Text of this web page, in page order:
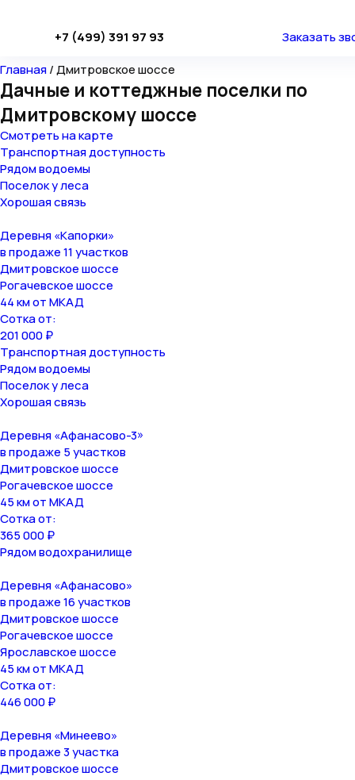
+7 (499) 391 97 93
Заказать
Главная/Дмитровское шоссе
Дачные и коттеджные поселки по
Дмитровскому шоссе
Смотреть на карте
Транспортная доступность
Рядом водоемы
Поселок у леса
Хорошая связь
Деревня «Капорки»
в продаже 11 участков
Дмитровское шоссе
Рогачевское шоссе
44 км от МКАД
Сотка от:
201 000 ₽
Транспортная доступность
Рядом водоемы
Поселок у леса
Хорошая связь
Деревня «Афанасово-3»
в продаже 5 участков
Дмитровское шоссе
Рогачевское шоссе
45 км от МКАД
Сотка от:
365 000 ₽
Рядом водохранилище
Деревня «Афанасово»
в продаже 16 участков
Дмитровское шоссе
Рогачевское шоссе
Ярославское шоссе
45 км от МКАД
Сотка от:
446 000 ₽
Деревня «Минеево»
в продаже 3 участка
Дмитровское шоссе